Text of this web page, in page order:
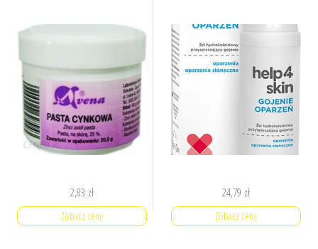
2,83 zł
Zobacz cenę
24,79 zł
Zobacz cenę